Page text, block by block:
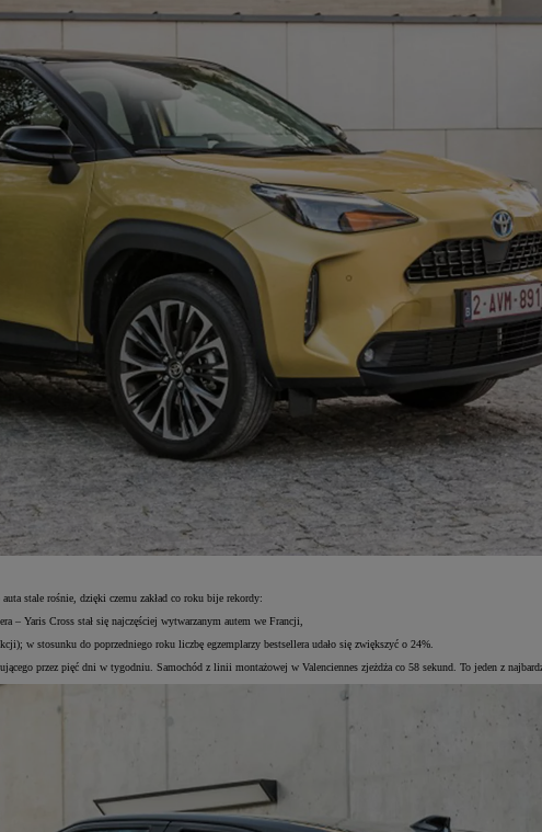
stale rośnie, dzięki czemu zakład co roku bije rekordy:
Yaris Cross stał się najczęściej wytwarzanym autem we Francji,
w stosunku do poprzedniego roku liczbę egzemplarzy bestsellera udało się zwiększyć o 24%.
przez pięć dni w tygodniu. Samochód z linii montażowej w Valenciennes zjeżdża co 58 sekund. To jeden z